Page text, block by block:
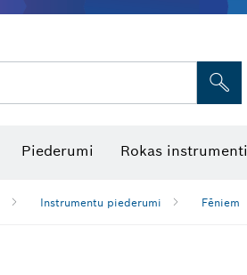
Piederumi Rokas instrumenti
Instrumentu piederumi Fēniem